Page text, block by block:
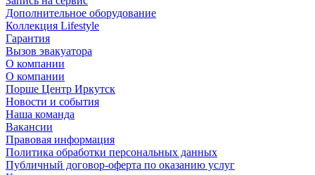
Дополнительное оборудование
Коллекция Lifestyle
Гарантия
Вызов эвакуатора
О компании
О компании
Порше Центр Иркутск
Новости и события
Наша команда
Вакансии
Правовая информация
Политика обработки персональных данных
Публичный договор-оферта по оказанию услуг